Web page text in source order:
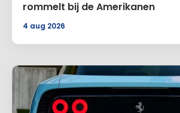
rommelt bij de Amerikanen
4 aug 2026